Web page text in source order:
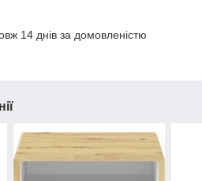
14 днів за домовленістю